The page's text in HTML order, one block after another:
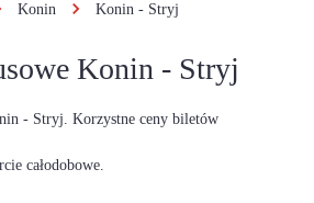
Konin Konin - Stryj
Konin - Stryj
- Stryj. Korzystne ceny biletów
całodobowe.